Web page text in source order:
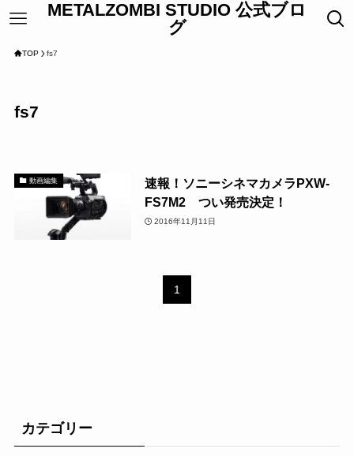
METALZOMBI STUDIO 公式ブロ
グ
TOP fs7
fs7
動画編集
速報！ソニーシネマカメラPXW-
FS7M2 つい発売決定！
2016年11月11日
1
カテゴリー